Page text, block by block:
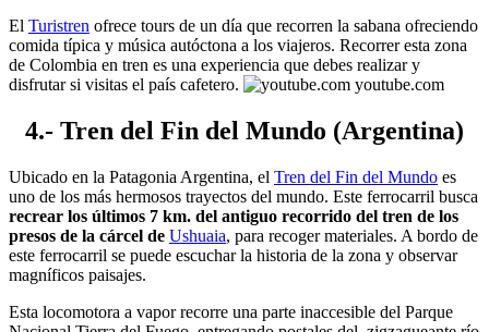
El Turistren ofrece tours de un día que recorren la sabana ofreciendo
comida típica y música autóctona a los viajeros. Recorrer esta zona
de Colombia en tren es una experiencia que debes realizar y
disfrutar si visitas el país cafetero.
youtube.com
4.- Tren del Fin del Mundo (Argentina)
Ubicado en la Patagonia Argentina, el Tren del Fin del Mundo es
uno de los más hermosos trayectos del mundo. Este ferrocarril busca
recrear los últimos 7 km. del antiguo recorrido del tren de los
presos de la cárcel de Ushuaia, para recoger materiales. A bordo de
este ferrocarril se puede escuchar la historia de la zona y observar
magníficos paisajes.
Esta locomotora a vapor recorre una parte inaccesible del Parque